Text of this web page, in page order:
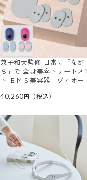
兼子和大監修 日常に「なが
ら」で 全身美容トリートメ
ト ＥＭＳ美容器 ヴィオー
ジェルパッド 特別セット
40,260